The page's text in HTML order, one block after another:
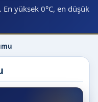
yüksek 0°C, en düşük